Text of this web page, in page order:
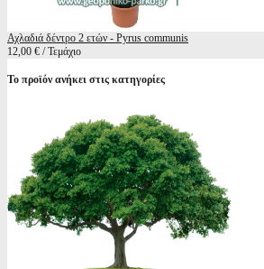
Αχλαδιά δέντρο 2 ετών - Pyrus communis
12,00 € / Τεμάχιο
Το προϊόν ανήκει στις κατηγορίες